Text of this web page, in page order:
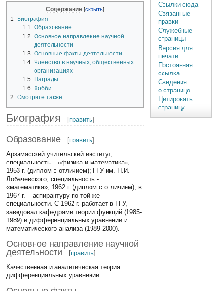
Содержание
1
Биография
1.1 Образование
1.2 Основное направление научной
деятельности
1.3 Основные факты деятельности
1.4 Членство в научных, общественных
организациях
1.5
Награды
1.6 Хобби
2
Смотрите также
Биография [править]
Образование [править]
Арзамасский учительский институт,
специальность – «физика и математика»,
1953 г. (диплом с отличием); ГГУ им. Н.И.
Лобачевского, специальность -
«математика», 1962 г. (диплом с отличием); в
1967 г. – аспирантуру по той же
специальности. С 1962 г. работает в ГГУ,
заведовал кафедрами теории функций (1985-
1989) и дифференциальных уравнений и
математического анализа (1989-2000).
Основное направление научной
деятельности
[править]
Качественная и аналитическая теория
дифференциальных уравнений.
Ссылки сюда
Связанные
правки
Служебные
страницы
Версия для
печати
Постоянная
ссылка
Сведения
о странице
Цитировать
страницу